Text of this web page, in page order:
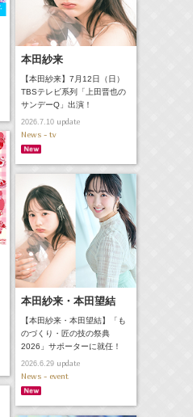
本田紗来
【本田紗来】7月12日（日）
TBSテレビ系列「上田晋也の
サンデーQ」出演！
2026.7.10update
News - tv
本田紗来・本田望結
【本田紗来・本田望結】「も
のづくり・匠の技の祭典
2026」サポーターに就任！
2026.6.29update
News - event